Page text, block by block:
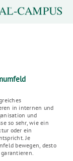
in internen und
und
so sehr, wie ein
oder ein
Je
bewegen, desto
garantieren.